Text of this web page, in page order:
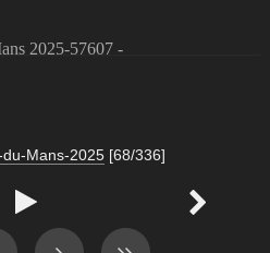
2025-57607 -
Mans-2025 [68/336]
 